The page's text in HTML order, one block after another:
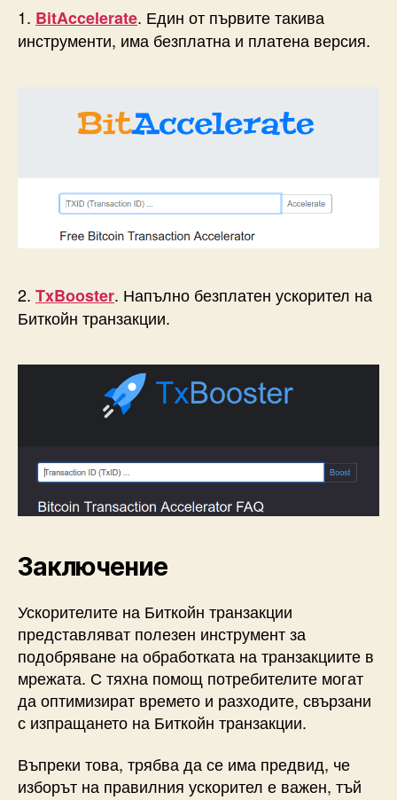
1. BitAccelerate. Един от първите такива
инструменти, има безплатна и платена версия.
2. TxBooster. Напълно безплатен ускорител на
Биткойн транзакции.
Заключение
Ускорителите на Биткойн транзакции
представляват полезен инструмент за
подобряване на обработката на транзакциите в
мрежата. С тяхна помощ потребителите могат
да оптимизират времето и разходите, свързани
с изпращането на Биткойн транзакции.
Въпреки това, трябва да се има предвид, че
изборът на правилния ускорител е важен, тъй